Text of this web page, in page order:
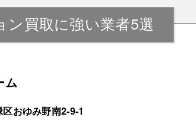
ン買取に強い業者5選
ム
おゆみ野南2-9-1